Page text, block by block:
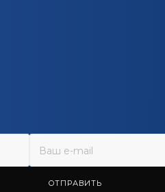
ОТПРАВИТЬ